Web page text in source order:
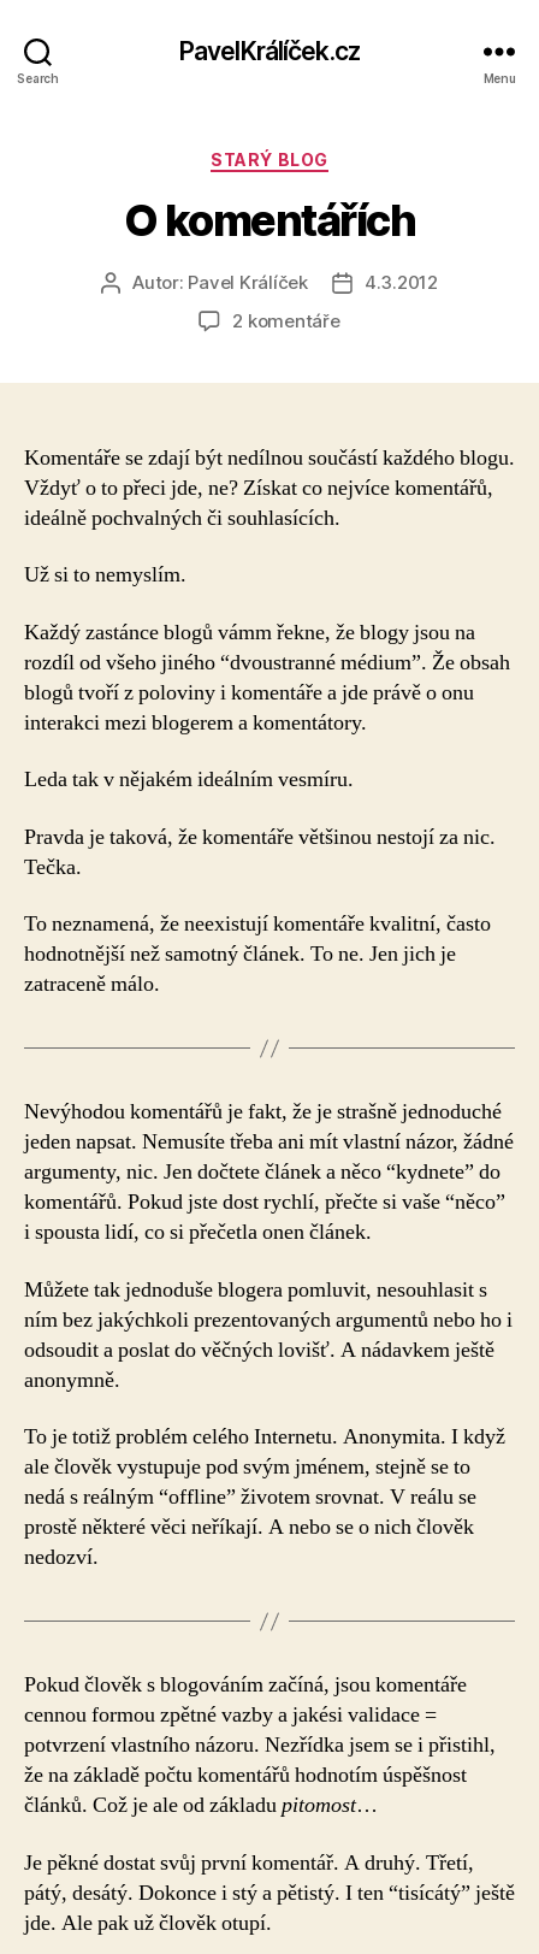
Search
PavelKrálíček.cz
Menu
Rubriky
STARÝ BLOG
O komentářích
AutorAutor: Pavel Králíček
Datum
4.3.2012
2 komentářeu
komentářích
Komentáře se zdají být nedílnou součástí každého blogu.
Vždyť o to přeci jde, ne? Získat co nejvíce komentářů,
ideálně pochvalných či souhlasících.
Už si to nemyslím.
Každý zastánce blogů vámm řekne, že blogy jsou na
rozdíl od všeho jiného “dvoustranné médium”. Že obsah
blogů tvoří z poloviny i komentáře a jde právě o onu
interakci mezi blogerem a komentátory.
Leda tak v nějakém ideálním vesmíru.
Pravda je taková, že komentáře většinou nestojí za nic.
Tečka.
To neznamená, že neexistují komentáře kvalitní, často
hodnotnější než samotný článek. To ne. Jen jich je
zatraceně málo.
Nevýhodou komentářů je fakt, že je strašně jednoduché
jeden napsat. Nemusíte třeba ani mít vlastní názor, žádné
argumenty, nic. Jen dočtete článek a něco “kydnete” do
komentářů. Pokud jste dost rychlí, přečte si vaše “něco”
i spousta lidí, co si přečetla onen článek.
Můžete tak jednoduše blogera pomluvit, nesouhlasit s
ním bez jakýchkoli prezentovaných argumentů nebo ho i
odsoudit a poslat do věčných lovišť. A nádavkem ještě
anonymně.
To je totiž problém celého Internetu. Anonymita. I když
ale člověk vystupuje pod svým jménem, stejně se to
nedá s reálným “offline” životem srovnat. V reálu se
prostě některé věci neříkají. A nebo se o nich člověk
nedozví.
Pokud člověk s blogováním začíná, jsou komentáře
cennou formou zpětné vazby a jakési validace =
potvrzení vlastního názoru. Nezřídka jsem se i přistihl,
že na základě počtu komentářů hodnotím úspěšnost
článků. Což je ale od základupitomost…
Je pěkné dostat svůj první komentář. A druhý. Třetí,
pátý, desátý. Dokonce i stý a pětistý. I ten “tisícátý” ještě
jde. Ale pak už člověk otupí.